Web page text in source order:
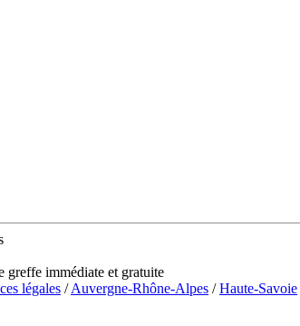
greffe immédiate et gratuite
légales /Auvergne-Rhône-Alpes /Haute-Savoie